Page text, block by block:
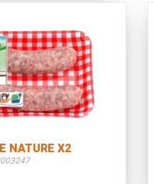
NATURE X2